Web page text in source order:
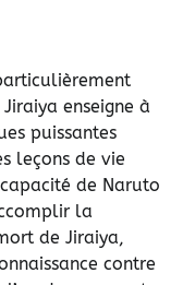
enseigne à
puissantes
leçons de vie
de Naruto
la
de Jiraiya,
contre